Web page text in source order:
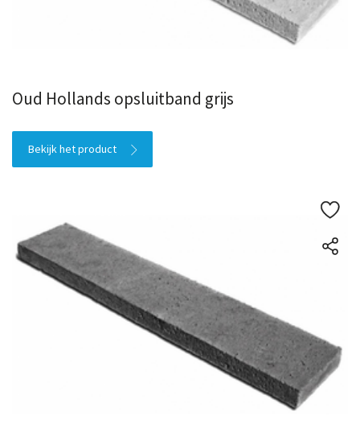
Oud Hollands opsluitband grijs
Bekijk het product